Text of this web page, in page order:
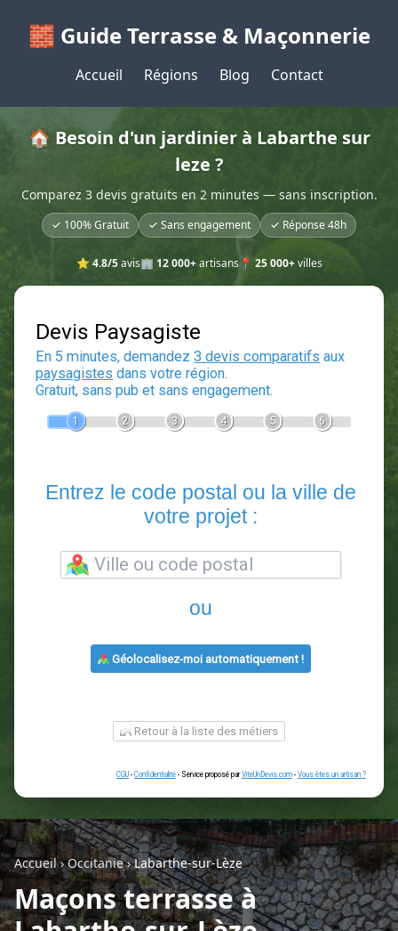
🧱 Guide Terrasse & Maçonnerie
Accueil Régions Blog Contact
🏠 Besoin d'un jardinier à Labarthe sur
leze ?
Comparez 3 devis gratuits en 2 minutes — sans inscription.
✓ 100% Gratuit ✓ Sans engagement ✓ Réponse 48h
⭐ 4.8/5avis🏢 12 000+artisans📍 25 000+villes
Devis Paysagiste
En 5 minutes, demandez3 devis comparatifs
2 3
Entrez le code postal ou la
ou
Retour à la liste des métiers
Accueil›Occitanie›Labarthe-sur-Lèze
Maçons terrasse à